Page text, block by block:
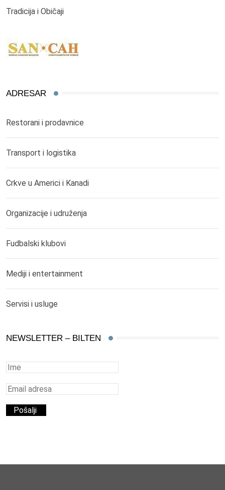
Tradicija i Običaji
ADRESAR
Restorani i prodavnice
Transport i logistika
Crkve u Americi i Kanadi
Organizacije i udruženja
Fudbalski klubovi
Mediji i entertainment
Servisi i usluge
NEWSLETTER – BILTEN